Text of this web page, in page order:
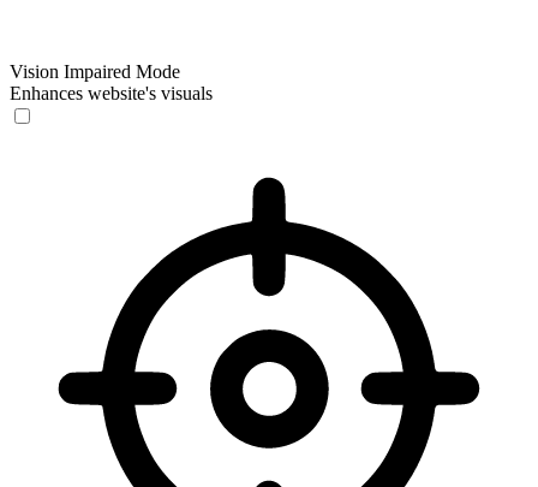
Vision Impaired Mode
Enhances website's visuals